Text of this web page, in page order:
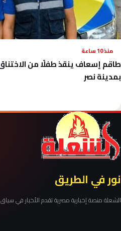
منذ 10 ساعة
طاقم إسعاف ينقذ طفلًا من
بمدينة نصر
نور في الطريق
الشعلة منصة إخبارية مصرية تقدم الأخبار في